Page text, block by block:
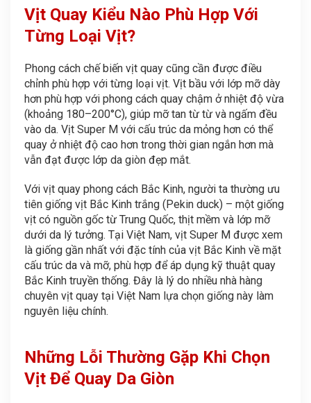
Vịt Quay Kiểu Nào Phù Hợp Với
Từng Loại Vịt?
Phong cách chế biến vịt quay cũng cần được điều
chỉnh phù hợp với từng loại vịt. Vịt bầu với lớp mỡ dày
hơn phù hợp với phong cách quay chậm ở nhiệt độ vừa
(khoảng 180–200°C), giúp mỡ tan từ từ và ngấm đều
vào da. Vịt Super M với cấu trúc da mỏng hơn có thể
quay ở nhiệt độ cao hơn trong thời gian ngắn hơn mà
vẫn đạt được lớp da giòn đẹp mắt.
Với vịt quay phong cách Bắc Kinh, người ta thường ưu
tiên giống vịt Bắc Kinh trắng (Pekin duck) – một giống
vịt có nguồn gốc từ Trung Quốc, thịt mềm và lớp mỡ
dưới da lý tưởng. Tại Việt Nam, vịt Super M được xem
là giống gần nhất với đặc tính của vịt Bắc Kinh về mặt
cấu trúc da và mỡ, phù hợp để áp dụng kỹ thuật quay
Bắc Kinh truyền thống. Đây là lý do nhiều nhà hàng
chuyên vịt quay tại Việt Nam lựa chọn giống này làm
nguyên liệu chính.
Những Lỗi Thường Gặp Khi Chọn
Vịt Để Quay Da Giòn